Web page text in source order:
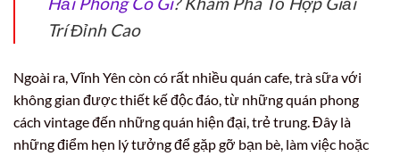
Trí Đỉnh Cao
Ngoài ra, Vĩnh Yên còn có rất nhiều quán cafe, trà sữa với
không gian được thiết kế độc đáo, từ những quán phong
cách vintage đến những quán hiện đại, trẻ trung. Đây là
những điểm hẹn lý tưởng để gặp gỡ bạn bè, làm việc hoặc